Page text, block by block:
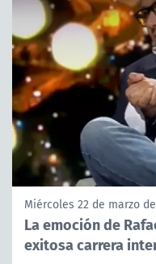
Miércoles 22 de marzo
La emoción de
exitosa carrera